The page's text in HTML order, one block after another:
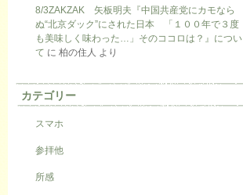
8/3ZAKZAK 矢板明夫『中国共産党にカモなら
ぬ“北京ダック”にされた日本 「１００年で３度
も美味しく味わった…」そのココロは？』につい
て に 柏の住人 より
カテゴリー
スマホ
参拝他
所感